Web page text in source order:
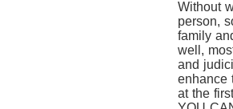
Without
person,
family
well,
and
enhance
at the